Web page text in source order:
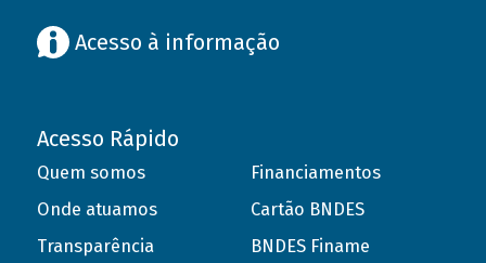
Acesso à informação
Acesso Rápido
Quem somos
Onde atuamos
Transparência
Financiamentos
Cartão BNDES
BNDES Finame